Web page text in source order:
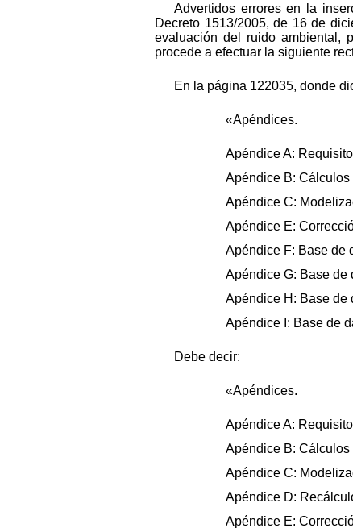
Advertidos errores en la
Decreto 1513/2005, de 16 de
evaluación del ruido ambiental,
procede a efectuar la siguiente
En la página 122035, donde
«Apéndices.
Apéndice A:
Apéndice B: Cálculos
Apéndice C:
Apéndice E:
Apéndice F: Base de
Apéndice G: Base de
Apéndice H: Base de
Apéndice I: Base de
Debe decir:
«Apéndices.
Apéndice A:
Apéndice B: Cálculos
Apéndice C:
Apéndice D:
Apéndice E: